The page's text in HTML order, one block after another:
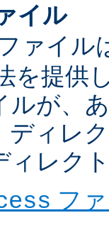
イル
ァイル
を提供
ルが、
ディレ
ィレク
フ